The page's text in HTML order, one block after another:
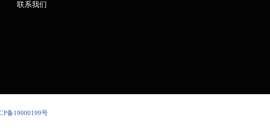
联系我们
备19000199号